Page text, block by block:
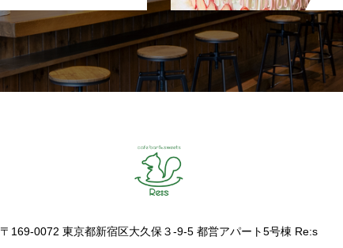
〒169-0072 東京都新宿区大久保３-9-5 都営アパート5号棟 Re:s